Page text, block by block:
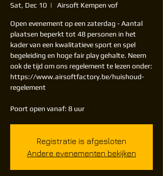
Sat, Dec 10
  |
Airsoft Kempen vof
Open evenement op een zaterdag - Aantal
plaatsen beperkt tot 48 personen in het
kader van een kwalitatieve sport en spel
begeleiding en hoge fair play gehalte. Neem
ook de tijd om ons regelement te lezen onder:
https://www.airsoftfactory.be/huishoud-
regelement
Poort open vanaf: 8 uur
Registratie is afgesloten
Andere evenementen bekijken